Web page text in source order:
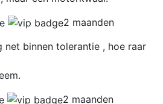
2 maanden
net binnen tolerantie , hoe raar
2 maanden